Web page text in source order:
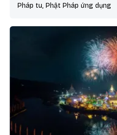
Pháp tu, Phật Pháp ứng dụng